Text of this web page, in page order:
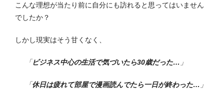
こんな理想が当たり前に自分にも訪れると思ってはいません
でしたか？
しかし現実はそう甘くなく、
「ビジネス中心の生活で気づいたら30歳だった… 」
「休日は疲れて部屋で漫画読んでたら一日が終わった… 」